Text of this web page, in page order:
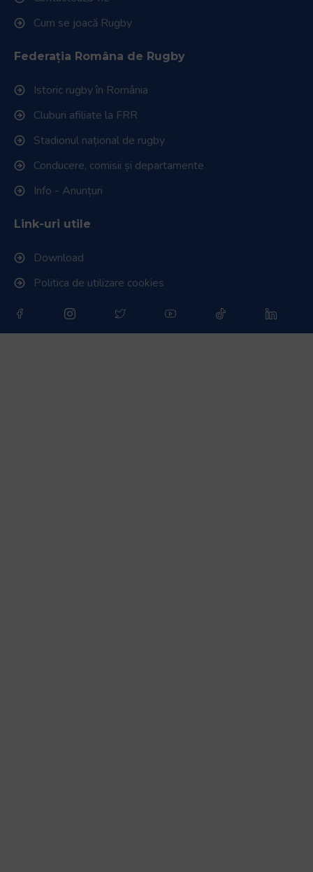
Cum se joacă Rugby
Federația Româna de Rugby
Istoric rugby în România
Cluburi afiliate la FRR
Stadionul național de rugby
Conducere, comisii și departamente
Info - Anunțuri
Link-uri utile
Download
Politica de utilizare cookies